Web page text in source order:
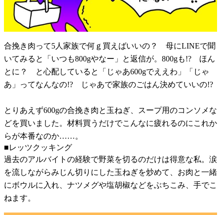
合挽き肉って5人家族で何ｇ買えばいいの？ 母にLINEで聞
いてみると「いつも800gやなー」と返信が。800gも!? ほん
とに？ と心配していると「じゃあ600gでええわ」「じゃ
あ」ってなんなの!? じゃあで家族のごはん決めていいの!?
とりあえず600gの合挽き肉と玉ねぎ、スープ用のコンソメな
どを買いました。材料買うだけでこんなに疲れるのにこれか
らが本番なのか……。
■レッツクッキング
過去のアルバイトの経験で野菜を切るのだけは得意な私。涙
を流しながらみじん切りにした玉ねぎを炒めて、お肉と一緒
にボウルに入れ、ナツメグや塩胡椒などをぶちこみ、手でこ
ねます。